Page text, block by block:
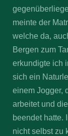
meinte der
welche da,
Bergen zum
erkundigte ich
sich ein
einem Jogger,
arbeitet und
beendet hatte.
nicht selbst zu